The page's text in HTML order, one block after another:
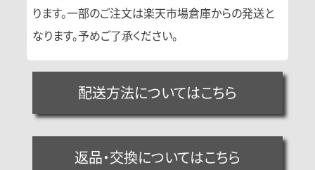
ります。一部のご注文は楽天市場倉庫からの発送と
なります。予めご了承ください。
配送方法についてはこちら
返品・交換についてはこちら